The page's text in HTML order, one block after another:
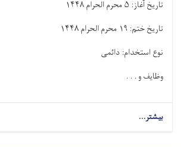
تاریخ آغاز: ۵ محرم الحرام۱۴۴۸
تاریخ ختم: ۱۹ محرم الحرام۱۴۴۸
نوع استخدام: دائمی
وظایف و . . .
بیشتر...